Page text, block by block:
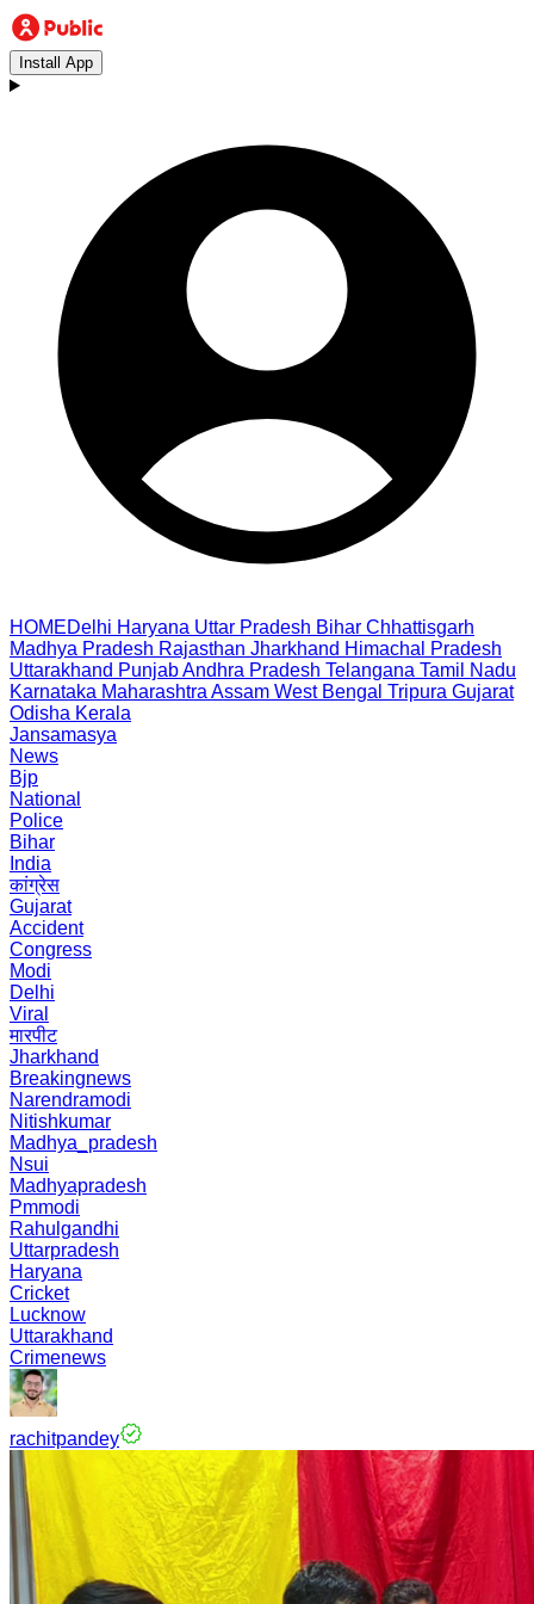
Install App
HOMEDelhi Haryana Uttar Pradesh Bihar Chhattisgarh
Madhya Pradesh Rajasthan Jharkhand Himachal Pradesh
Uttarakhand PunjabAndhra Pradesh Telangana Tamil Nadu
Karnataka Maharashtra Assam West Bengal Tripura Gujarat
Odisha Kerala
Jansamasya
News
Bjp
National
Police
Bihar
India
कांग्रेस
Gujarat
Accident
Congress
Modi
Delhi
Viral
मारपीट
Jharkhand
Breakingnews
Narendramodi
Nitishkumar
Madhya_pradesh
Nsui
Madhyapradesh
Pmmodi
Rahulgandhi
Uttarpradesh
Haryana
Cricket
Lucknow
Uttarakhand
Crimenews
rachitpandey